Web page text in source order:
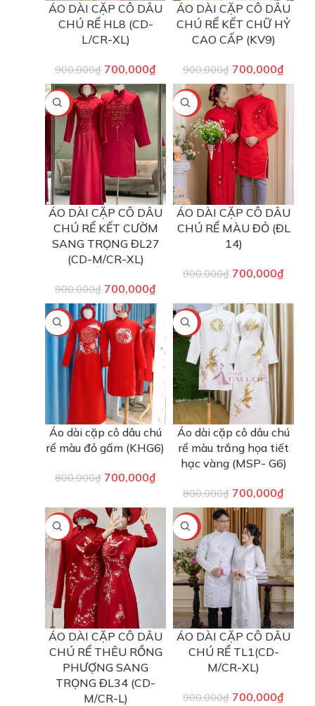
ÁO DÀI CẶP CÔ DÂU
CHÚ RỂ HL8 (CD-
L/CR-XL)
900,000₫ 700,000₫
ÁO DÀI CẶP CÔ DÂU
CHÚ RỂ KẾT CHỮ HỶ
CAO CẤP (KV9)
900,000₫ 700,000₫
-22%
ÁO DÀI CẶP CÔ DÂU
CHÚ RỂ KẾT CƯỜM
SANG TRỌNG ĐL27
(CD-M/CR-XL)
900,000₫ 700,000₫
-22%
ÁO DÀI CẶP CÔ DÂU
CHÚ RỂ MÀU ĐỎ (ĐL
14)
900,000₫ 700,000₫
-13%
Áo dài cặp cô dâu chú
rể màu đỏ gấm (KHG6)
800,000₫ 700,000₫
-13%
Áo dài cặp cô dâu chú
rể màu trắng họa tiết
hạc vàng (MSP- G6)
800,000₫ 700,000₫
-22%
ÁO DÀI CẶP CÔ DÂU
CHÚ RỂ THÊU RỒNG
PHƯỢNG SANG
TRỌNG ĐL34 (CD-
M/CR-L)
-22%
ÁO DÀI CẶP CÔ DÂU
CHÚ RỂ TL1(CD-
M/CR-XL)
900,000₫ 700,000₫